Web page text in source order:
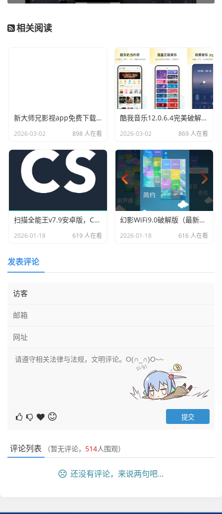
相关阅读
新大师兄影视app免费下载（大师兄影视官网入口）
2026-03-02 898 人在看
酷我音乐12.0.6.4完美破解版（永久vip）下载
2026-03-02 869 人在看
扫描全能王v7.9安卓版，CS扫描全能王app下载
2026-01-18 619 人在看
幻影WiFi9.0破解版（最新版幻影wifi破解器下载）
2026-01-18 616 人在看
发表评论
评论列表 （暂无评论， 514人围观）
还没有评论，来说两句吧...